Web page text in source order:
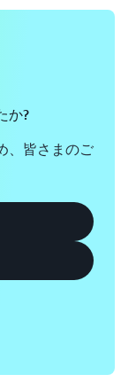
か?
、皆さまのご